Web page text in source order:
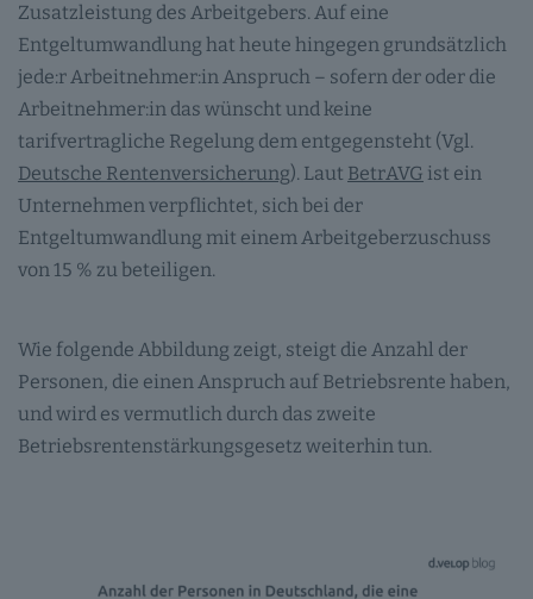
Zusatzleistung des Arbeitgebers. Auf eine
Entgeltumwandlung hat heute hingegen grundsätzlich
jede:r Arbeitnehmer:in Anspruch – sofern der oder die
Arbeitnehmer:in das wünscht und keine
tarifvertragliche Regelung dem entgegensteht (Vgl.
Deutsche Rentenversicherung). Laut BetrAVG ist ein
Unternehmen verpflichtet, sich bei der
Entgeltumwandlung mit einem Arbeitgeberzuschuss
von 15 % zu beteiligen.
Wie folgende Abbildung zeigt, steigt die Anzahl der
Personen, die einen Anspruch auf Betriebsrente haben,
und wird es vermutlich durch das zweite
Betriebsrentenstärkungsgesetz weiterhin tun.